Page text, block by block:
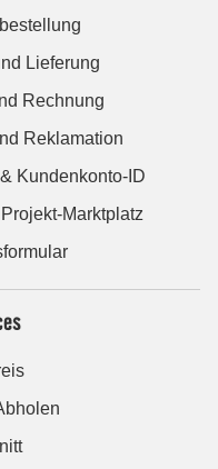
Lieferung
Rechnung
Reklamation
Kundenkonto-ID
Marktplatz